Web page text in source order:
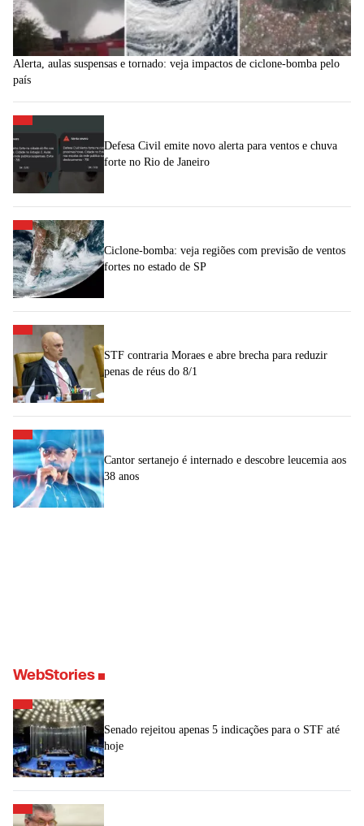
Alerta, aulas suspensas e tornado: veja impactos de ciclone-bomba pelo
país
Defesa Civil emite novo alerta para ventos e chuva
forte no Rio de Janeiro
Ciclone-bomba: veja regiões com previsão de ventos
fortes no estado de SP
STF contraria Moraes e abre brecha para reduzir
penas de réus do 8/1
Cantor sertanejo é internado e descobre leucemia aos
38 anos
WebStories
Senado rejeitou apenas 5 indicações para o STF até
hoje